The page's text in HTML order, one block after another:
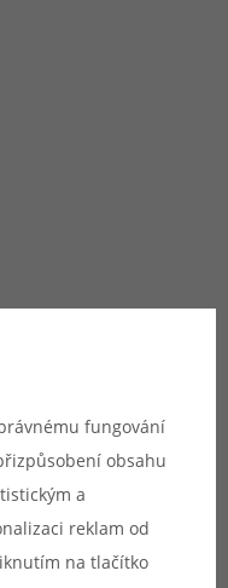
fungování
obsahu
a
reklam od
na tlačítko